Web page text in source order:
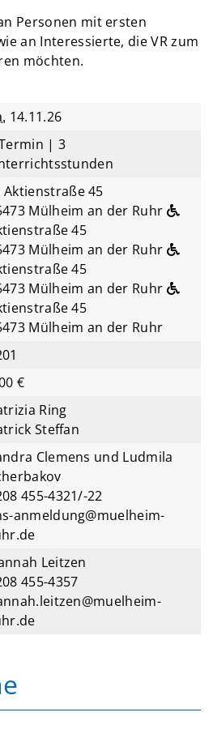
Personen mit ersten
an Interessierte, die VR zum
möchten.
14.11.26
| 3
Aktienstraße 45
Mülheim an der Ruhr
45
Mülheim an der Ruhr
45
Mülheim an der Ruhr
45
Mülheim an der Ruhr
€
Ring
Steffan
Clemens und Ludmila
455-4321/-22
anmeldung@muelheim-
Leitzen
455-4357